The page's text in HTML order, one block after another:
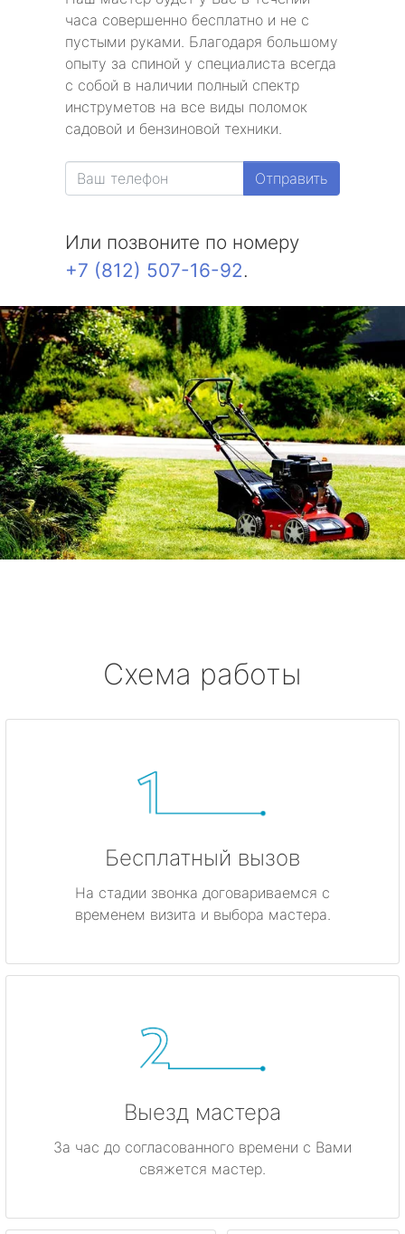
часа совершенно бесплатно и не с
пустыми руками. Благодаря большому
опыту за спиной у специалиста всегда
с собой в наличии полный спектр
инструметов на все виды поломок
садовой и бензиновой техники.
Отправить
Или позвоните по номеру
+7 (812) 507-16-92.
Схема работы
Бесплатный вызов
На стадии звонка договариваемся с
временем визита и выбора мастера.
Выезд мастера
За час до согласованного времени с Вами
свяжется мастер.